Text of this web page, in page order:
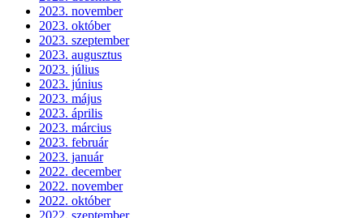
2023. november
2023. október
2023. szeptember
2023. augusztus
2023. július
2023. június
2023. május
2023. április
2023. március
2023. február
2023. január
2022. december
2022. november
2022. október